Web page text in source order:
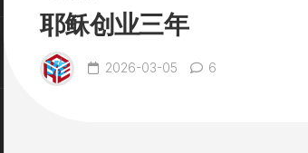
耶稣创业三年
2026-03-05 6